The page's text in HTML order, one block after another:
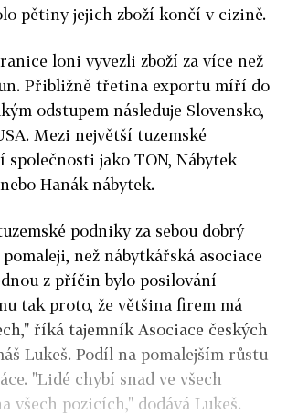
pětiny jejich zboží končí v cizině.
loni vyvezli zboží za více než
Přibližně třetina exportu míří do
odstupem následuje Slovensko,
Mezi největší tuzemské
jako TON, Nábytek
Hanák nábytek.
podniky za sebou dobrý
než nábytkářská asociace
z příčin bylo posilování
tak proto, že většina firem má
říká tajemník Asociace českých
Lukeš. Podíl na pomalejším růstu
"Lidé chybí snad ve všech
všech pozicích," dodává Lukeš.